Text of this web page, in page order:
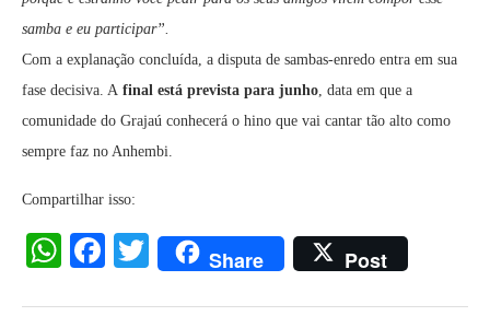
samba e eu participar”.
Com a explanação concluída, a disputa de sambas-enredo entra em sua
fase decisiva. A final está prevista para junho, data em que a
comunidade do Grajaú conhecerá o hino que vai cantar tão alto como
sempre faz no Anhembi.
Compartilhar isso:
WhatsApp
Facebook
Twitter
Share Post